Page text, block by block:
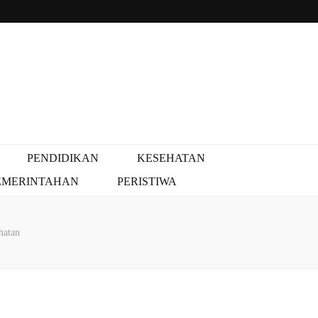
PENDIDIKAN
KESEHATAN
PERISTIWA